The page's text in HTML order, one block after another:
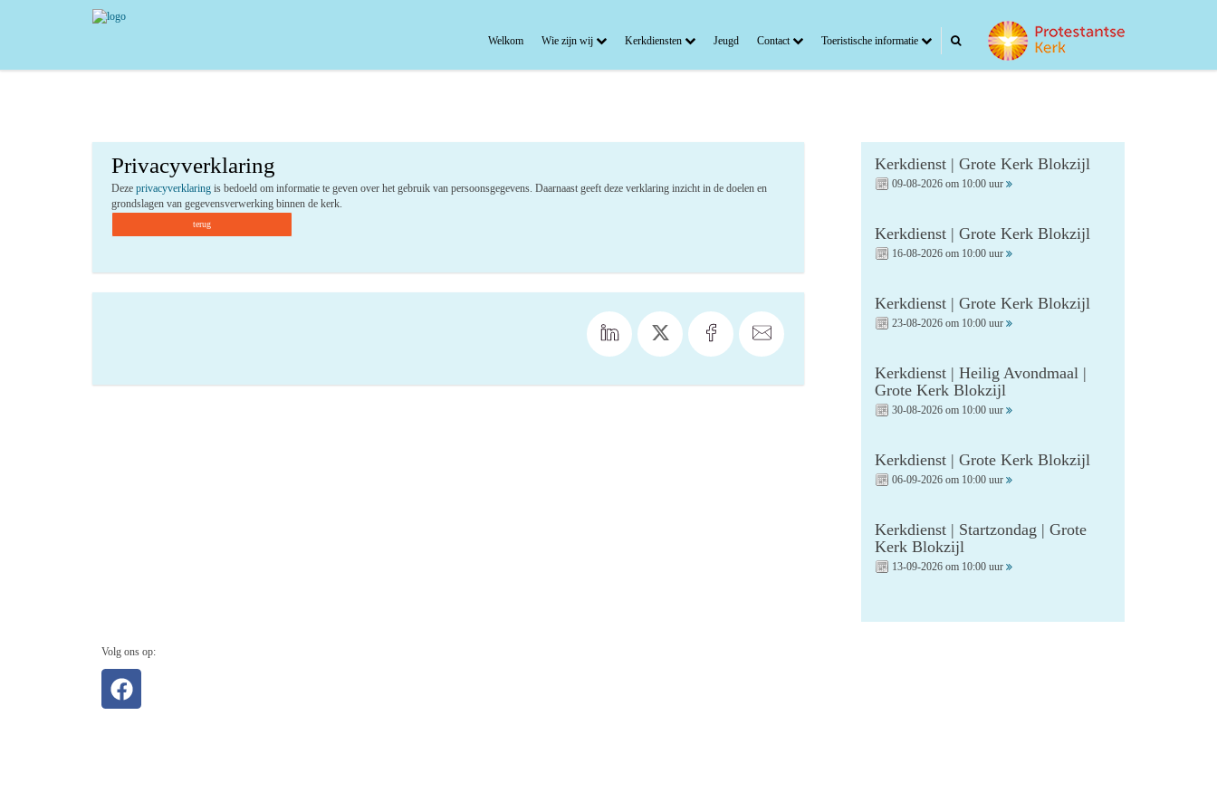
Welkom Wie zijn wij Kerkdiensten Jeugd Contact Toeristische informatie
Privacyverklaring
Dezeprivacyverklaring is bedoeld om informatie te geven over het gebruik van persoonsgegevens. Daarnaast geeft deze verklaring inzicht in de doelen en
grondslagen van gegevensverwerking binnen de kerk.
terug
Kerkdienst | Grote Kerk Blokzijl
09-08-2026 om 10:00 uur
Kerkdienst | Grote Kerk Blokzijl
16-08-2026 om 10:00 uur
Kerkdienst | Grote Kerk Blokzijl
23-08-2026 om 10:00 uur
Kerkdienst | Heilig Avondmaal |
Grote Kerk Blokzijl
30-08-2026 om 10:00 uur
Kerkdienst | Grote Kerk Blokzijl
06-09-2026 om 10:00 uur
Kerkdienst | Startzondag | Grote
Kerk Blokzijl
13-09-2026 om 10:00 uur
Volg ons op: